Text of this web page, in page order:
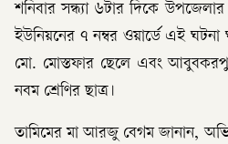
শনিবার সন্ধ্যা ৬টার দিকে
ইউনিয়নের ৭ নম্বর ওয়ার্ডে এই
মো. মোস্তফার ছেলে এবং আবুবকরপুর
নবম শ্রেণির ছাত্র।
তামিমের মা আরজু বেগম জানান,